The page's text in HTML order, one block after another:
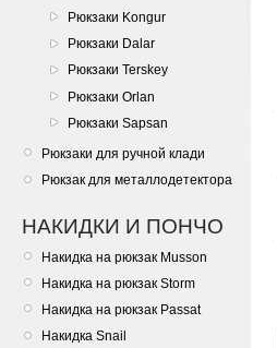
Рюкзаки Kongur
Рюкзаки Dalar
Рюкзаки Terskey
Рюкзаки Orlan
Рюкзаки Sapsan
Рюкзаки для ручной клади
Рюкзак для металлодетектора
НАКИДКИ И ПОНЧО
Накидка на рюкзак Musson
Накидка на рюкзак Storm
Накидка на рюкзак Passat
Накидка Snail